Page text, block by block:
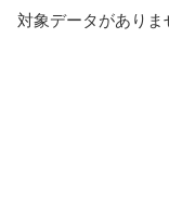
対象データがありま